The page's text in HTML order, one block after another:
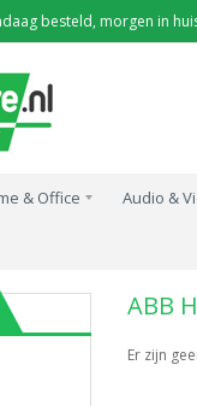
besteld, morgen in
& Office Audio &
ABB
Er zijn